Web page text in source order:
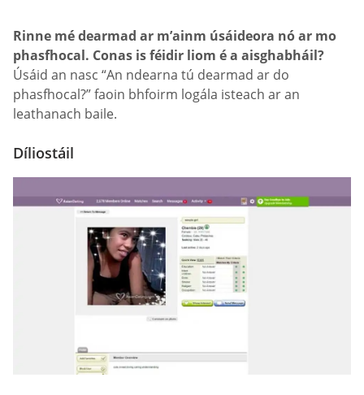
Rinne mé dearmad ar m’ainm úsáideora nó ar mo
phasfhocal. Conas is féidir liom é a aisghabháil?
Úsáid an nasc “An ndearna tú dearmad ar do
phasfhocal?” faoin bhfoirm logála isteach ar an
leathanach baile.
Díliostáil